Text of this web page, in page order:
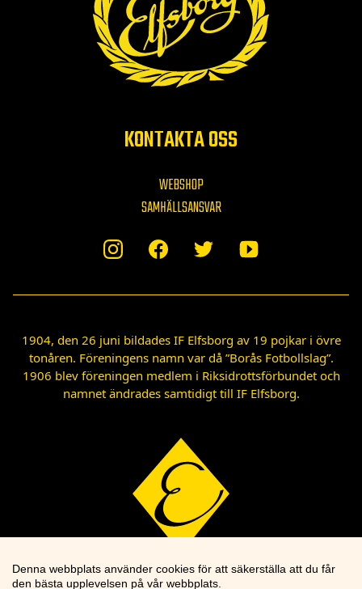
KONTAKTA OSS
WEBSHOP
SAMHÄLLSANSVAR
1904, den 26 juni bildades IF Elfsborg av 19 pojkar i övre
tonåren. Föreningens namn var då ”Borås Fotbollslag”.
1906 blev föreningen medlem i Riksidrottsförbundet och
namnet ändrades samtidigt till IF Elfsborg.
Denna webbplats använder cookies för att säkerställa att du får
den bästa upplevelsen på vår webbplats.